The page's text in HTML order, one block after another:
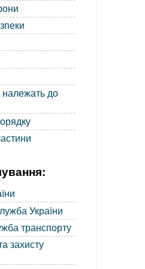
до
України
транспорту
захисту